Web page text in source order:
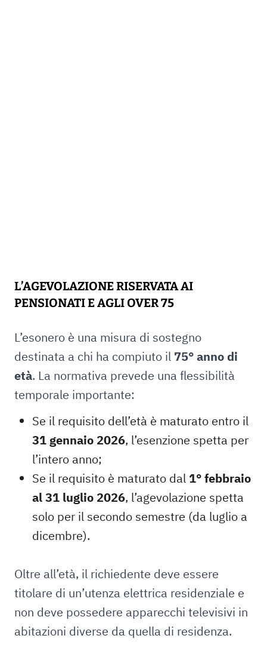
L’AGEVOLAZIONE RISERVATA AI
PENSIONATI E AGLI OVER 75
L’esonero è una misura di sostegno
destinata a chi ha compiuto il 75° anno di
età. La normativa prevede una flessibilità
temporale importante:
Se il requisito dell’età è maturato entro il
31 gennaio 2026, l’esenzione spetta per
l’intero anno;
Se il requisito è maturato dal 1° febbraio
al 31 luglio 2026, l’agevolazione spetta
solo per il secondo semestre (da luglio a
dicembre).
Oltre all’età, il richiedente deve essere
titolare di un’utenza elettrica residenziale e
non deve possedere apparecchi televisivi in
abitazioni diverse da quella di residenza.